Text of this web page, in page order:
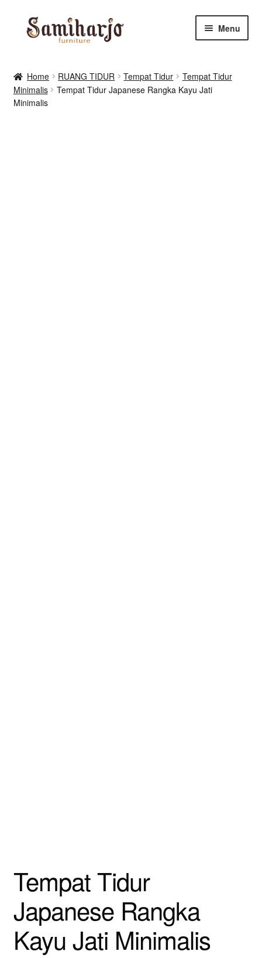
Skip
Skip
Menu
RUANG MAKAN & DAPUR
Home RUANG TIDUR Tempat Tidur
Tempat Tidur
Minimalis
Tempat Tidur Japanese Rangka Kayu Jati
Minimalis
Tempat Tidur
Japanese Rangka
Kayu Jati Minimalis